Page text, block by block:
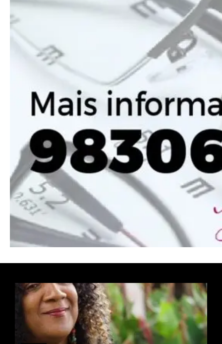
Nullam eu erat condimentum
Full member access:
Praesent euismod ac
Ut mollis pellentesque tortor
Nullam eu erat condimentum
Donec quis est ac felis
Orci varius natoque dolor